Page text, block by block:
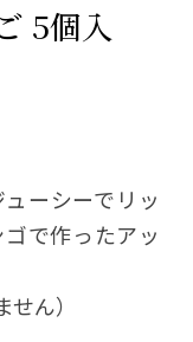
5個入
ーシーでリッ
で作ったアッ
ん）